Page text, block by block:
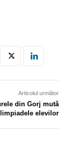
Articolul următor
din Gorj mută
elevilor